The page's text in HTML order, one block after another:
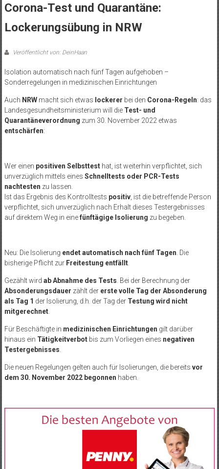
Corona-Test und Quarantäne:
Lockerungsübung in NRW
Veröffentlicht von: DeinHaan
Isolation automatisch nach fünf Tagen aufgehoben –
Sonderregelungen in medizinischen Einrichtungen
Auch NRWmacht sich etwas lockerer bei den Corona-Regeln: das
Landesgesundheitsministerium will die Test- und
Quarantäneverordnung zum 30. November 2022 etwas
entschärfen:
Wer einen positiven Selbsttesthat, ist weiterhin verpflichtet, sich
unverzüglich mittels eines Schnelltests oder PCR-Tests
nachtesten zu lassen.
Ist das Ergebnis des Kontrolltests positiv, ist die betreffende Person
verpflichtet, sich unverzüglich nach Erhalt dieses Testergebnisses
auf direktem Weg in einefünftägige Isolierung zu begeben.
Neu: Die Isolierung endet automatisch nach fünf Tagen . Die
bisherige Pflicht zur Freitestung entfällt.
Gezählt wird ab Abnahme des Tests . Bei der Berechnung der
Absonderungsdauer zählt der erste volle Tag der Absonderung
als Tag 1 der Isolierung, d.h. der Tag der Testung wird nicht
mitgerechnet.
Für Beschäftigte in medizinischen Einrichtungen gilt darüber
hinaus ein Tätigkeitverbotbis zum Vorliegen eines negativen
Testergebnisses
Die neuen Regelungen gelten auch für Isolierungen, die bereits vor
dem 30. November 2022 begonnen haben.